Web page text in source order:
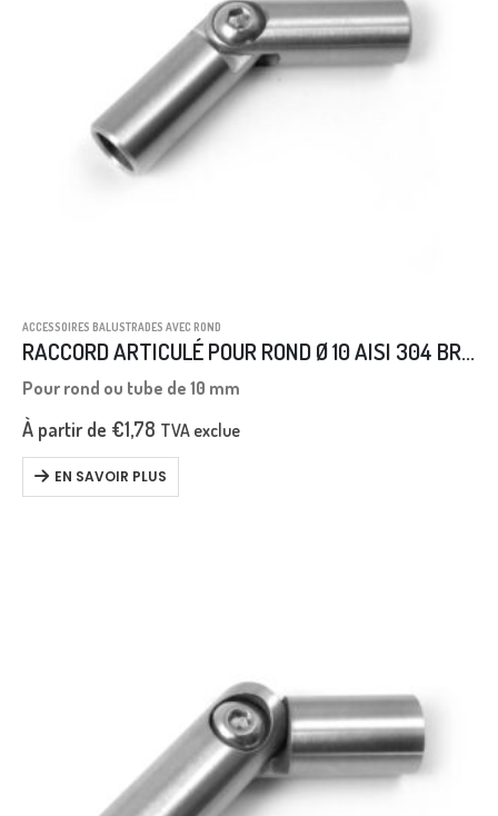
ACCESSOIRES BALUSTRADES AVEC ROND
RACCORD ARTICULÉ POUR ROND Ø 10 AISI 304 BROSSÉE
Pour rond ou tube de 10 mm
À partir de €1,78 TVA exclue
EN SAVOIR PLUS